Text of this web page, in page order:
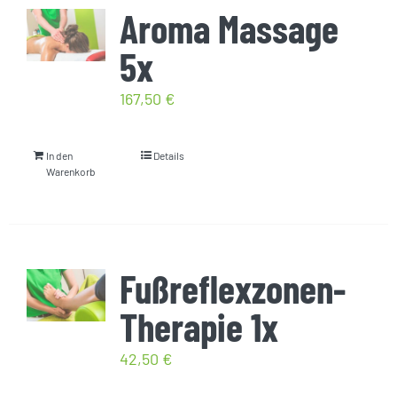
Aroma Massage
5x
167,50 €
In den
Warenkorb
Details
Fußreflexzonen-
Therapie 1x
42,50 €